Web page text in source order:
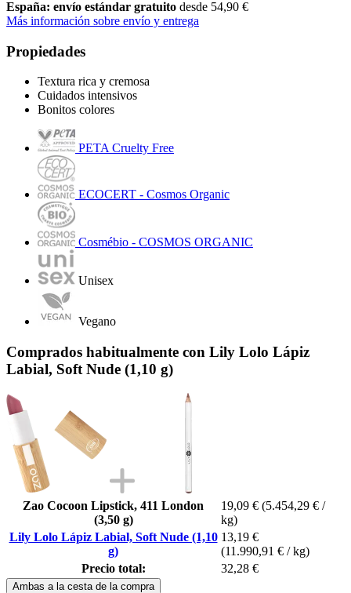
España: envío estándar gratuito desde 54,90 €
Más información sobre envío y entrega
Propiedades
Textura rica y cremosa
Cuidados intensivos
Bonitos colores
PETA Cruelty Free
ECOCERT - Cosmos Organic
Cosmébio - COSMOS ORGANIC
Unisex
Vegano
Comprados habitualmente con Lily Lolo Lápiz
Labial, Soft Nude (1,10 g)
Zao Cocoon Lipstick, 411 London
(3,50 g)
19,09 € (5.454,29 € /
kg)
Lily Lolo Lápiz Labial, Soft Nude (1,10
g)
13,19 €
(11.990,91 € / kg)
Precio total:
32,28 €
Ambas a la cesta de la compra